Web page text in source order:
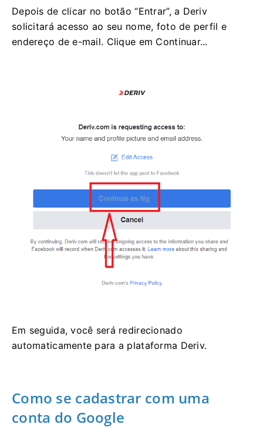
Depois de clicar no botão “Entrar”, a Deriv
solicitará acesso ao seu nome, foto de perfil e
endereço de e-mail. Clique em Continuar...
Em seguida, você será redirecionado
automaticamente para a plataforma Deriv.
Como se cadastrar com uma
conta do Google